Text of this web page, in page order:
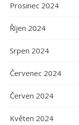
Prosinec 2024
Říjen 2024
Srpen 2024
Červenec 2024
Červen 2024
Květen 2024